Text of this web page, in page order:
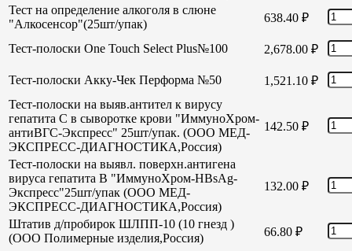
Тест на определение алкоголя в слюне
"Алкосенсор"(25шт/упак)
638.40 ₽
Тест-полоски One Touch Select Plus№100 2,678.00 ₽
Тест-полоски Акку-Чек Перформа №50 1,521.10 ₽
Тест-полоски на выяв.антител к вирусу
гепатита С в сыворотке крови "ИммуноХром-
антиВГС-Экспресс" 25шт/упак. (ООО МЕД-
ЭКСПРЕСС-ДИАГНОСТИКА,Россия)
142.50 ₽
Тест-полоски на выявл. поверхн.антигена
вируса гепатита В "ИммуноХром-HBsAg-
Экспресс"25шт/упак (ООО МЕД-
ЭКСПРЕСС-ДИАГНОСТИКА,Россия)
132.00 ₽
Штатив д/пробирок ШЛПП-10 (10 гнезд )
(ООО Полимерные изделия,Россия)
66.80 ₽